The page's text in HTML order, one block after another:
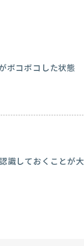
ボコボコした状態
識しておくことが大